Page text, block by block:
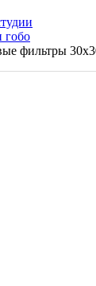
гобо
фильтры